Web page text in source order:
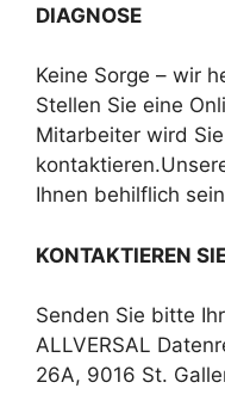
DIAGNOSE
Keine Sorge – wir
Stellen Sie eine
Mitarbeiter wird
Ihnen behilflich
KONTAKTIEREN
Senden Sie bitte
ALLVERSAL
26A, 9016 St.